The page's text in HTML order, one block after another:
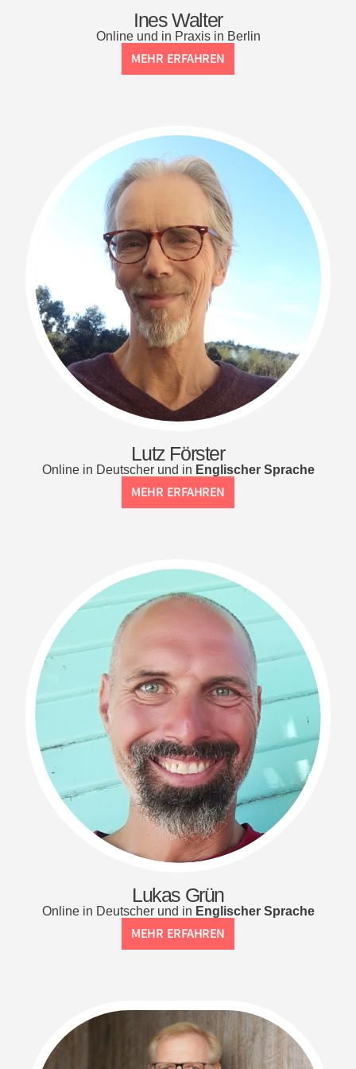
Ines Walter
Online und in Praxis in Berlin
MEHR ERFAHREN
Lutz Förster
Online in Deutscher und in Englischer Sprache
MEHR ERFAHREN
Lukas Grün
Online in Deutscher und in Englischer Sprache
MEHR ERFAHREN